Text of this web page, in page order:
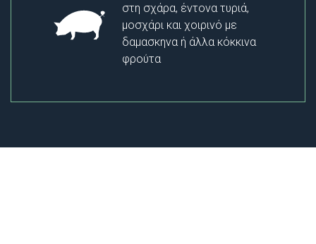
στη σχάρα, έντονα τυριά,
μοσχάρι και χοιρινό με
δαμασκηνα ή άλλα κόκκινα
φρούτα